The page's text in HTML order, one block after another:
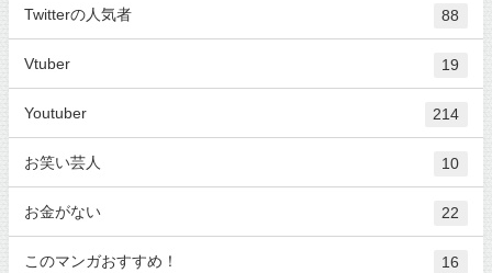
Twitterの人気者 88
Vtuber 19
Youtuber 214
お笑い芸人 10
お金がない 22
このマンガおすすめ！ 16